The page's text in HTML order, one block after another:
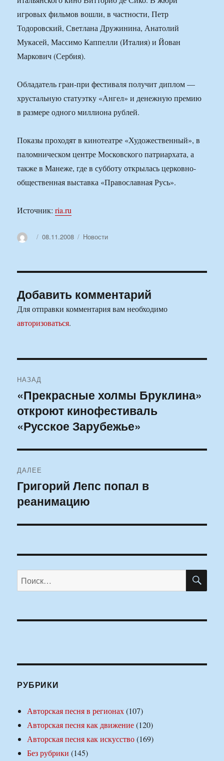
игровых фильмов вошли, в частности, Петр
Тодоровский, Светлана Дружинина, Анатолий
Мукасей, Массимо Каппелли (Италия) и Йован
Маркович (Сербия).
Обладатель гран-при фестиваля получит диплом —
хрустальную статуэтку «Ангел» и денежную премию
в размере одного миллиона рублей.
Показы проходят в кинотеатре «Художественный», в
паломническом центре Московского патриархата, а
также в Манеже, где в субботу открылась церковно-
общественная выставка «Православная Русь».
Источник:ria.ru
АвторОпубликовано
08.11.2008 Рубрики
Новости
Добавить комментарий
Для отправки комментария вам необходимо
авторизоваться.
по
записям
НАЗАД
Предыдущая
запись:
«Прекрасные холмы Бруклина»
откроют кинофестиваль
«Русское Зарубежье»
ДАЛЕЕ
Следующая
запись:
Григорий Лепс попал в
реанимацию
Искать:
РУБРИКИ
Авторская песня в регионах(107)
Авторская песня как движение(120)
Авторская песня как искусство(169)
Без рубрики (145)